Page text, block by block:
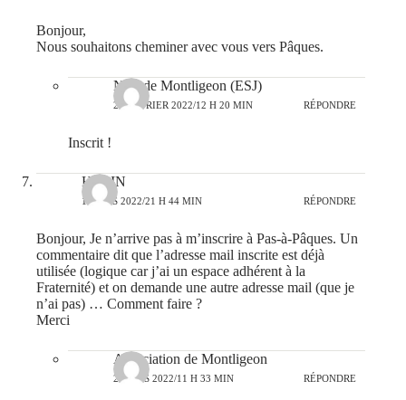
Bonjour,
Nous souhaitons cheminer avec vous vers Pâques.
N-D de Montligeon (ESJ)
24 FÉVRIER 2022/12 H 20 MIN RÉPONDRE
Inscrit !
HELIN
1 MARS 2022/21 H 44 MIN RÉPONDRE
Bonjour, Je n’arrive pas à m’inscrire à Pas-à-Pâques. Un
commentaire dit que l’adresse mail inscrite est déjà
utilisée (logique car j’ai un espace adhérent à la
Fraternité) et on demande une autre adresse mail (que je
n’ai pas) … Comment faire ?
Merci
Association de Montligeon
2 MARS 2022/11 H 33 MIN RÉPONDRE